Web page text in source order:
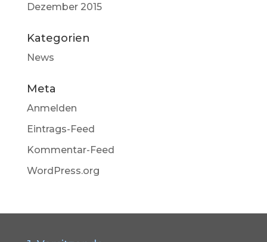
Dezember 2015
Kategorien
News
Meta
Anmelden
Eintrags-Feed
Kommentar-Feed
WordPress.org